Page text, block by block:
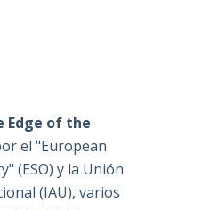
Edge of the
el "European
(ESO) y la Unión
(IAU), varios